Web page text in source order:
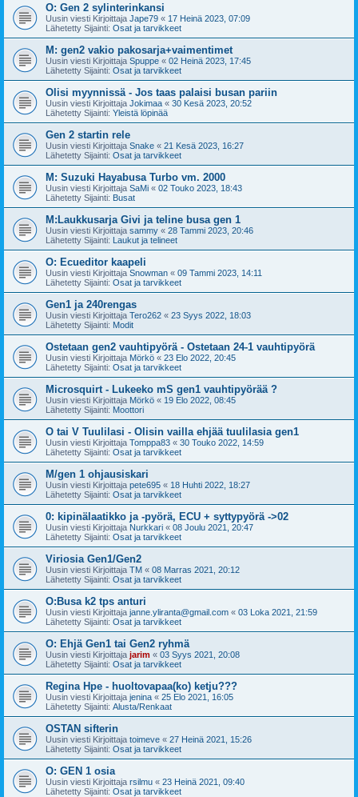
O: Gen 2 sylinterinkansi
Uusin viesti Kirjoittaja Jape79 « 17 Heinä 2023, 07:09
Lähetetty Sijainti: Osat ja tarvikkeet
M: gen2 vakio pakosarja+vaimentimet
Uusin viesti Kirjoittaja Spuppe « 02 Heinä 2023, 17:45
Lähetetty Sijainti: Osat ja tarvikkeet
Olisi myynnissä - Jos taas palaisi busan pariin
Uusin viesti Kirjoittaja Jokimaa « 30 Kesä 2023, 20:52
Lähetetty Sijainti: Yleistä löpinää
Gen 2 startin rele
Uusin viesti Kirjoittaja Snake « 21 Kesä 2023, 16:27
Lähetetty Sijainti: Osat ja tarvikkeet
M: Suzuki Hayabusa Turbo vm. 2000
Uusin viesti Kirjoittaja SaMi « 02 Touko 2023, 18:43
Lähetetty Sijainti: Busat
M:Laukkusarja Givi ja teline busa gen 1
Uusin viesti Kirjoittaja sammy « 28 Tammi 2023, 20:46
Lähetetty Sijainti: Laukut ja telineet
O: Ecueditor kaapeli
Uusin viesti Kirjoittaja Snowman « 09 Tammi 2023, 14:11
Lähetetty Sijainti: Osat ja tarvikkeet
Gen1 ja 240rengas
Uusin viesti Kirjoittaja Tero262 « 23 Syys 2022, 18:03
Lähetetty Sijainti: Modit
Ostetaan gen2 vauhtipyörä - Ostetaan 24-1 vauhtipyörä
Uusin viesti Kirjoittaja Mörkö « 23 Elo 2022, 20:45
Lähetetty Sijainti: Osat ja tarvikkeet
Microsquirt - Lukeeko mS gen1 vauhtipyörää ?
Uusin viesti Kirjoittaja Mörkö « 19 Elo 2022, 08:45
Lähetetty Sijainti: Moottori
O tai V Tuulilasi - Olisin vailla ehjää tuulilasia gen1
Uusin viesti Kirjoittaja Tomppa83 « 30 Touko 2022, 14:59
Lähetetty Sijainti: Osat ja tarvikkeet
M/gen 1 ohjausiskari
Uusin viesti Kirjoittaja pete695 « 18 Huhti 2022, 18:27
Lähetetty Sijainti: Osat ja tarvikkeet
0: kipinälaatikko ja -pyörä, ECU + syttypyörä ->02
Uusin viesti Kirjoittaja Nurkkari « 08 Joulu 2021, 20:47
Lähetetty Sijainti: Osat ja tarvikkeet
Viriosia Gen1/Gen2
Uusin viesti Kirjoittaja TM « 08 Marras 2021, 20:12
Lähetetty Sijainti: Osat ja tarvikkeet
O:Busa k2 tps anturi
Uusin viesti Kirjoittaja janne.yliranta@gmail.com « 03 Loka 2021, 21:59
Lähetetty Sijainti: Osat ja tarvikkeet
O: Ehjä Gen1 tai Gen2 ryhmä
Uusin viesti Kirjoittaja jarim « 03 Syys 2021, 20:08
Lähetetty Sijainti: Osat ja tarvikkeet
Regina Hpe - huoltovapaa(ko) ketju???
Uusin viesti Kirjoittaja jenina « 25 Elo 2021, 16:05
Lähetetty Sijainti: Alusta/Renkaat
OSTAN sifterin
Uusin viesti Kirjoittaja toimeve « 27 Heinä 2021, 15:26
Lähetetty Sijainti: Osat ja tarvikkeet
O: GEN 1 osia
Uusin viesti Kirjoittaja rsilmu « 23 Heinä 2021, 09:40
Lähetetty Sijainti: Osat ja tarvikkeet